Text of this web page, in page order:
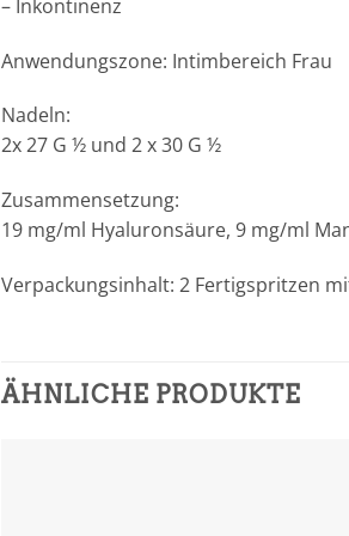
– Inkontinenz
Anwendungszone: Intimbereich Frau
Nadeln:
2x 27 G ½ und 2 x 30 G ½
Zusammensetzung:
19 mg/ml Hyaluronsäure, 9 mg/ml
Verpackungsinhalt: 2 Fertigspritzen
ÄHNLICHE PRODUKTE